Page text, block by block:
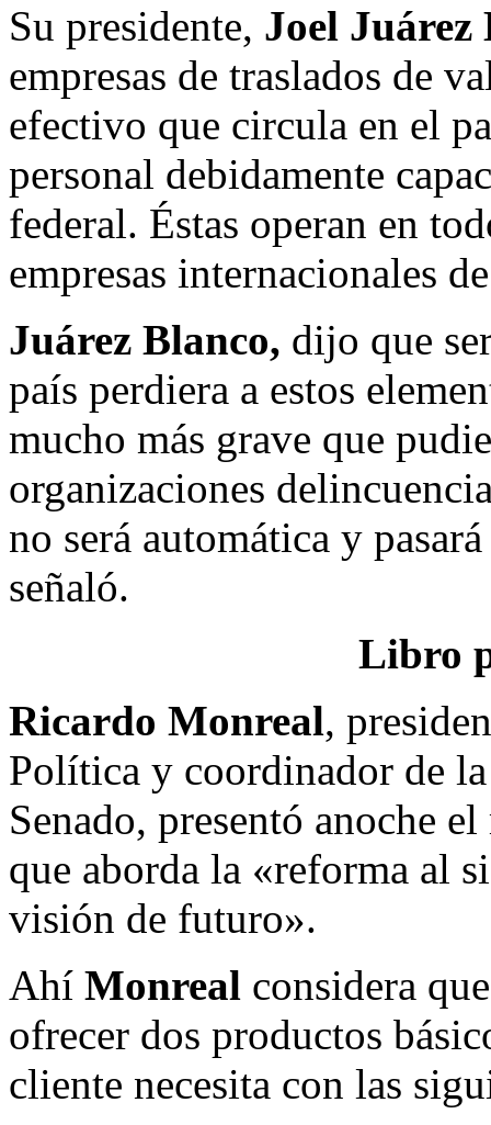
Su presidente, Joel Juárez
empresas de traslados de
efectivo que circula en el
personal debidamente
federal. Éstas operan en
empresas internacionales
Juárez Blanco, dijo que
país perdiera a estos
mucho más grave que
organizaciones
no será automática y
señaló.
Libro
Ricardo Monreal,
Política y coordinador de
Senado, presentó anoche
que aborda la «reforma al
visión de futuro».
Ahí Monreal considera
ofrecer dos productos
cliente necesita con las